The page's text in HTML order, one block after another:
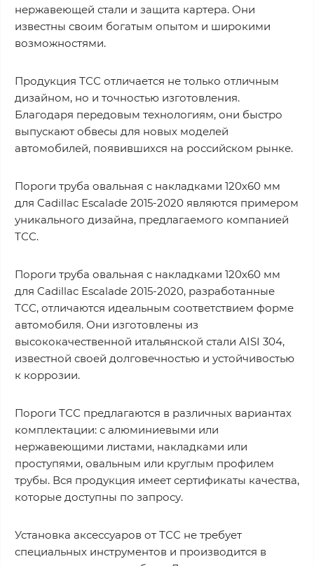
нержавеющей стали и защита картера. Они
известны своим богатым опытом и широкими
возможностями.
Продукция ТСС отличается не только отличным
дизайном, но и точностью изготовления.
Благодаря передовым технологиям, они быстро
выпускают обвесы для новых моделей
автомобилей, появившихся на российском рынке.
Пороги труба овальная с накладками 120х60 мм
для Cadillac Escalade 2015-2020 являются примером
уникального дизайна, предлагаемого компанией
ТСС.
Пороги труба овальная с накладками 120х60 мм
для Cadillac Escalade 2015-2020, разработанные
ТСС, отличаются идеальным соответствием форме
автомобиля. Они изготовлены из
высококачественной итальянской стали AISI 304,
известной своей долговечностью и устойчивостью
к коррозии.
Пороги ТСС предлагаются в различных вариантах
комплектации: с алюминиевыми или
нержавеющими листами, накладками или
проступями, овальным или круглым профилем
трубы. Вся продукция имеет сертификаты качества,
которые доступны по запросу.
Установка аксессуаров от ТСС не требует
специальных инструментов и производится в